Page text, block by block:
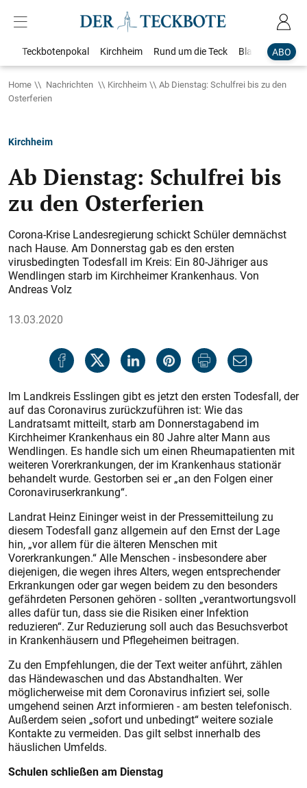
ABO
Teckbotenpokal Kirchheim Rund um die Teck Blaulicht
Home Nachrichten Kirchheim
Ab Dienstag: Schulfrei bis zu den
Osterferien
Kirchheim
Ab Dienstag: Schulfrei bis
zu den Osterferien
Corona-Krise Landesregierung schickt Schüler demnächst
nach Hause. Am Donnerstag gab es den ersten
virusbedingten Todesfall im Kreis: Ein 80-Jähriger aus
Wendlingen starb im Kirchheimer Krankenhaus. Von
Andreas Volz
13.03.2020
Im Landkreis Esslingen gibt es jetzt den ersten Todesfall, der
auf das Coronavirus zurückzuführen ist: Wie das
Landratsamt mitteilt, starb am Donnerstagabend im
Kirchheimer Krankenhaus ein 80 Jahre alter Mann aus
Wendlingen. Es handle sich um einen Rheumapatienten mit
weiteren Vorerkrankungen, der im Krankenhaus stationär
behandelt wurde. Gestorben sei er „an den Folgen einer
Coronaviruserkrankung“.
Landrat Heinz Eininger weist in der Pressemitteilung zu
diesem Todesfall ganz allgemein auf den Ernst der Lage
hin, „vor allem für die älteren Menschen mit
Vorerkrankungen.“ Alle Menschen - insbesondere aber
diejenigen, die wegen ihres Alters, wegen entsprechender
Erkrankungen oder gar wegen beidem zu den besonders
gefährdeten Personen gehören - sollten „verantwortungsvoll
alles dafür tun, dass sie die Risiken einer Infektion
reduzieren“. Zur Reduzierung soll auch das Besuchsverbot
in Krankenhäusern und Pflegeheimen beitragen.
Zu den Empfehlungen, die der Text weiter anführt, zählen
das Händewaschen und das Abstandhalten. Wer
möglicherweise mit dem Coronavirus infiziert sei, solle
umgehend seinen Arzt informieren - am besten telefonisch.
Außerdem seien „sofort und unbedingt“ weitere soziale
Kontakte zu vermeiden. Das gilt selbst innerhalb des
häuslichen Umfelds.
Schulen schließen am Dienstag